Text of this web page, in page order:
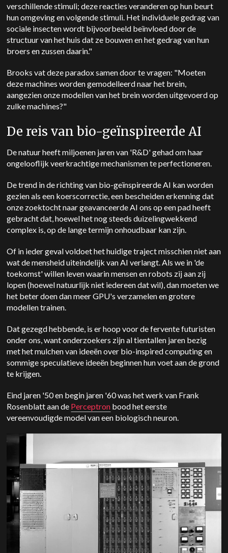
verschillende stimuli; deze reacties veranderen op hun beurt
hun omgeving en volgende stimuli. Het individuele gedrag van
sociale insecten wordt bijvoorbeeld beïnvloed door de
structuur van het huis dat ze bouwen en het gedrag van hun
broers en zussen daarin."
Brooks vat deze paradox samen door te vragen: "Moeten
deze machines worden gemodelleerd naar het brein,
aangezien onze modellen van het brein worden uitgevoerd op
zulke machines?"
De reis van bio-geïnspireerde AI
De natuur heeft miljoenen jaren van 'R&D' gehad om haar
ongelooflijk veerkrachtige mechanismen te perfectioneren.
De trend in de richting van bio-geïnspireerde AI kan worden
gezien als een koerscorrectie, een bescheiden erkenning dat
onze zoektocht naar geavanceerde AI ons op een pad heeft
gebracht dat, hoewel het nog steeds duizelingwekkend
complex is, op de lange termijn onhoudbaar kan zijn.
Of in ieder geval voldoet het huidige traject misschien niet aan
wat de mensheid uiteindelijk van AI verlangt. Als we in 'de
toekomst' willen leven waarin mensen en robots zij aan zij
lopen (hoewel natuurlijk niet iedereen dat wil), dan moeten we
het beter doen dan meer GPU's verzamelen en grotere
modellen trainen.
Dat gezegd hebbende, is er hoop voor de fervente futuristen
onder ons, want onderzoekers zijn al tientallen jaren bezig
met het mulchen van ideeën over bio-inspired computing en
sommige speculatieve ideeën beginnen hun voet aan de grond
te krijgen.
Eind jaren '50 en begin jaren '60 was het werk van Frank
Rosenblatt aan de Perceptron bood het eerste
vereenvoudigde model van een biologisch neuron.